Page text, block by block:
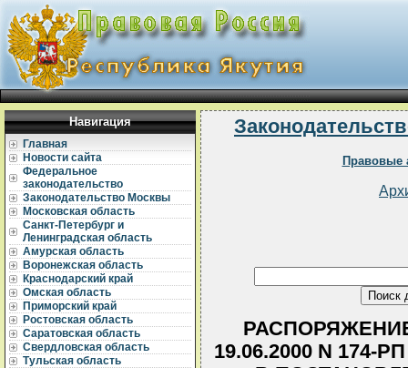
Навигация
Главная
Новости сайта
Федеральное
законодательство
Законодательство Москвы
Московская область
Санкт-Петербург и
Ленинградская область
Амурская область
Воронежская область
Краснодарский край
Омская область
Приморский край
Ростовская область
Саратовская область
Свердловская область
Тульская область
Правовые
19.06.2000 N